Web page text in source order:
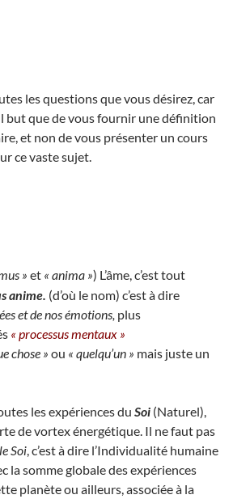
les questions que vous désirez, car
but que de vous fournir une définition
et non de vous présenter un cours
ce vaste sujet.
» et « anima ») L’âme, c’est tout
anime. (d’où le nom) c’est à dire
et de nos émotions, plus
« processus mentaux »
chose » ou « quelqu’un » mais juste un
les expériences du Soi (Naturel),
de vortex énergétique. Il ne faut pas
le Soi , c’est à dire l’Individualité humaine
la somme globale des expériences
planète ou ailleurs, associée à la